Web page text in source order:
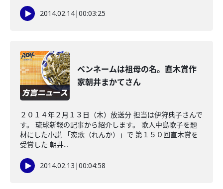
2014.02.14|00:03:25
ペンネームは祖母の名。直木賞作
家朝井まかてさん
２０１４年２月１３日（木）放送分 担当は伊狩典子さんで
す。 琉球新報の記事から紹介します。 歌人中島歌子を題
材にした小説 「恋歌（れんか）」で 第１５０回直木賞を
受賞した 朝井...
2014.02.13 |00:04:58